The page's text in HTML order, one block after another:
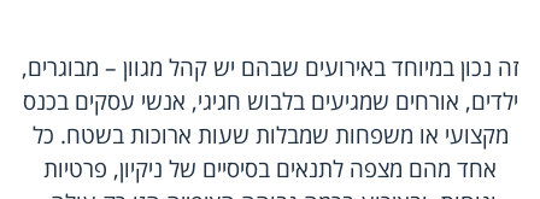
זה נכון במיוחד באירועים שבהם יש קהל מגוון – מבוגרים,
ילדים, אורחים שמגיעים בלבוש חגיגי, אנשי עסקים בכנס
מקצועי או משפחות שמבלות שעות ארוכות בשטח. כל
אחד מהם מצפה לתנאים בסיסיים של ניקיון, פרטיות